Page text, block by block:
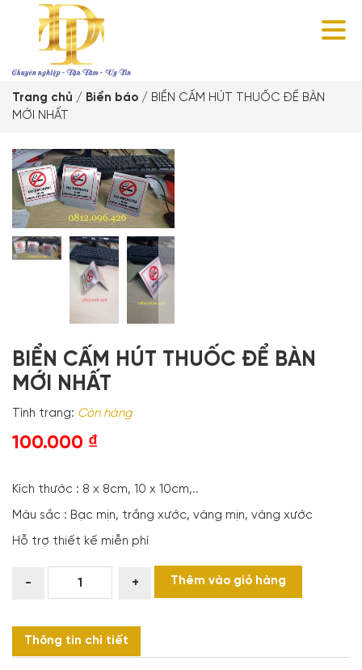
Trang chủ / Biển báo / BIỂN CẤM HÚT THUỐC ĐỂ BÀN
MỚI NHẤT
BIỂN CẤM HÚT THUỐC ĐỂ BÀN
MỚI NHẤT
Tình trạng: Còn hàng
100.000 ₫
Kích thước : 8 x 8cm, 10 x 10cm,..
Màu sắc : Bạc mịn, trắng xước, vàng mịn, vàng xước
Hỗ trợ thiết kế miễn phí
-
THUỐC
ĐỂ
+ Thêm vào giỏ hàng
Thông tin chi tiết